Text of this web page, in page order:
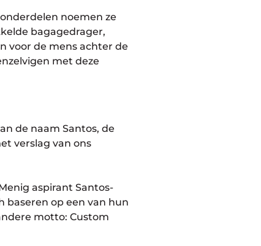
noemen ze
bagagedrager,
voor de mens achter de
met deze
de naam Santos, de
verslag van ons
aspirant Santos-
baseren op een van hun
motto: Custom